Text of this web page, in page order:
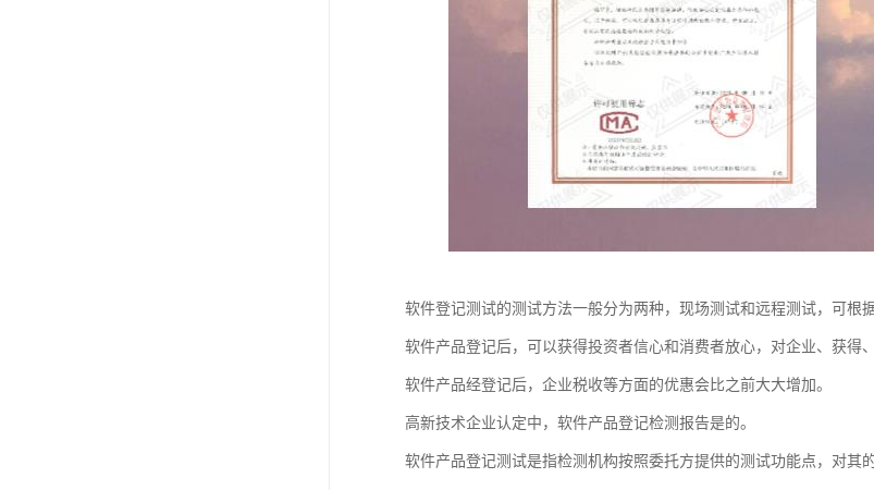
软件登记测试的测试方法一般分为两种，现场测试和远程测试，可根
软件产品登记后，可以获得投资者信心和消费者放心，对企业、获得
软件产品经登记后，企业税收等方面的优惠会比之前大大增加。
高新技术企业认定中，软件产品登记检测报告是的。
软件产品登记测试是指检测机构按照委托方提供的测试功能点，对